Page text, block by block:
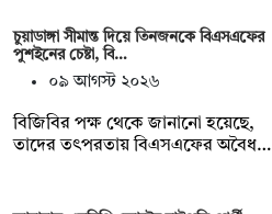
চুয়াডাঙ্গা সীমান্ত দিয়ে তিনজনকে বিএসএফের
পুশইনের চেষ্টা, বি…
০৯ আগস্ট ২০২৬
বিজিবির পক্ষ থেকে জানানো হয়েছে,
তাদের তৎপরতায় বিএসএফের অবৈধ…